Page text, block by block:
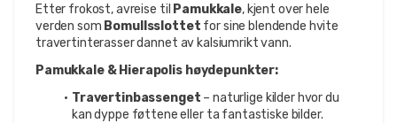
Etter frokost, avreise til Pamukkale, kjent over hele
verden som Bomullsslottet for sine blendende hvite
travertinterasser dannet av kalsiumrikt vann.
Pamukkale & Hierapolis høydepunkter:
Travertinbassenget – naturlige kilder hvor du
kan dyppe føttene eller ta fantastiske bilder.